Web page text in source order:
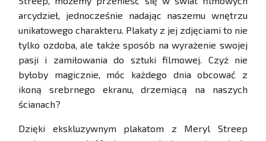
arcydzieł, jednocześnie nadając naszemu wnętrzu
unikatowego charakteru. Plakaty z jej zdjęciami to nie
tylko ozdoba, ale także sposób na wyrażenie swojej
pasji i zamiłowania do sztuki filmowej. Czyż nie
byłoby magicznie, móc każdego dnia obcować z
ikoną srebrnego ekranu, drzemiącą na naszych
ścianach?
Dzięki ekskluzywnym plakatom z Meryl Streep